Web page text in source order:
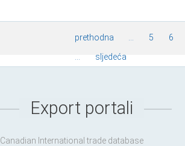
prethodna 5 6
sljedeća
Export portali
Canadian International trade database